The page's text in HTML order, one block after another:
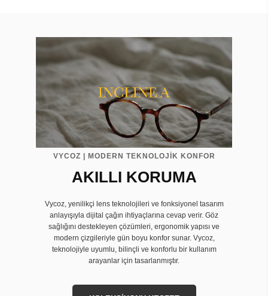
VYCOZ | MODERN TEKNOLOJİK KONFOR
AKILLI KORUMA
Vycoz, yenilikçi lens teknolojileri ve fonksiyonel tasarım
anlayışıyla dijital çağın ihtiyaçlarına cevap verir. Göz
sağlığını destekleyen çözümleri, ergonomik yapısı ve
modern çizgileriyle gün boyu konfor sunar. Vycoz,
teknolojiyle uyumlu, bilinçli ve konforlu bir kullanım
arayanlar için tasarlanmıştır.